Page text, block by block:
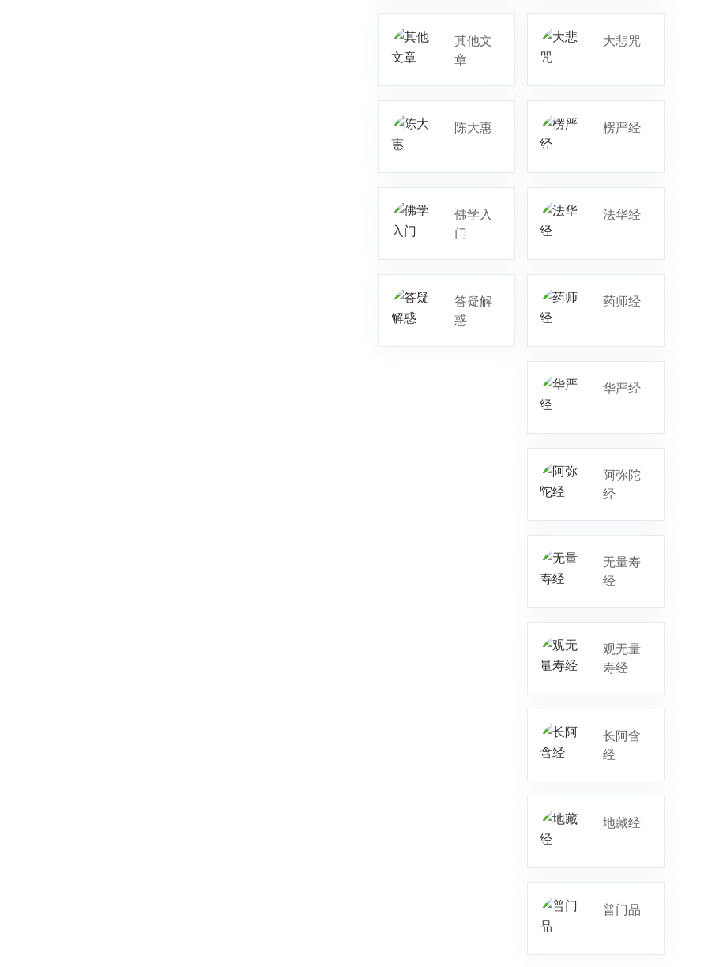
大悲咒
楞严经
法华经
药师经
华严经
阿弥陀
经
无量寿
经
观无量
寿经
长阿含
经
地藏经
普门品
其他文
章
陈大惠
佛学入
门
答疑解
惑